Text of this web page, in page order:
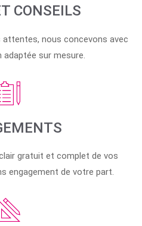
CONSEILS
attentes, nous concevons avec
sur mesure.
gratuit et complet de vos
engagement de votre part.